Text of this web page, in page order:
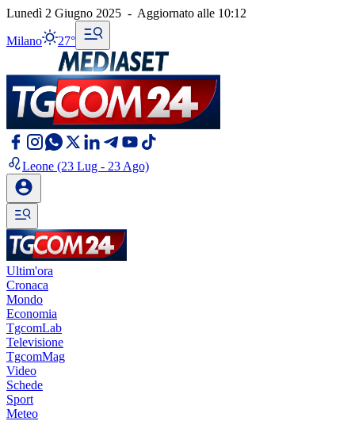
Lunedì 2 Giugno 2025 - Aggiornato alle 10:12
Milano 27°
Leone (23 Lug - 23 Ago)
Ultim'ora
Cronaca
Mondo
Economia
TgcomLab
Televisione
TgcomMag
Video
Schede
Sport
Meteo